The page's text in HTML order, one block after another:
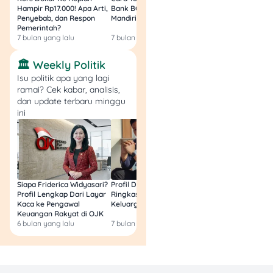
Agnez Mo juga menjadi
simbol sukses artis
Indonesia yang bisa
menembus pasar global
tanpa kehilangan identitas.
Dengan dedikasinya di
dunia musik dan fashion, ia
membuktikan bahwa
kualitas bisa membawa
artis lokal ke level dunia.
6. Reza Rahadian –
Aktor Serba Bisa yang
Jadi Jaminan Kualitas
Dari dunia perfilman,
Reza
Rahadianadalah nama
Hampir Rp17.000! Apa Arti,
Penyebab, dan Respon
Pemerintah?
7 bulan yang lalu
Bank BCA (Umum, BNI,
Mandiri, BRI, dan BSI) 2026!
7 bulan yang lalu
🏛️ Weekly Politik
Isu politik apa yang lagi
ramai? Cek kabar, analisis,
dan update terbaru minggu
ini
Siapa Friderica Widyasari?
Profil Lengkap Dari Layar
Kaca ke Pengawal
Keuangan Rakyat di OJK
6 bulan yang lalu
Profil Darma Mangkuluhur:
Ringkas Latar Belakang
Keluarga dan Bisnisnya
7 bulan yang lalu